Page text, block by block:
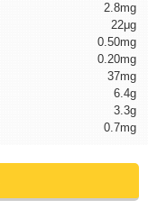
2.8mg
22μg
0.50mg
0.20mg
37mg
6.4g
3.3g
0.7mg